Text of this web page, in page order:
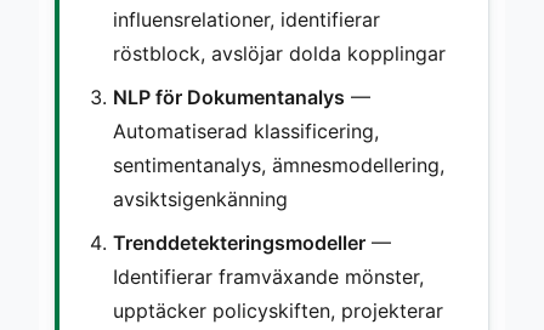
influensrelationer, identifierar
röstblock, avslöjar dolda kopplingar
NLP för Dokumentanalys —
Automatiserad klassificering,
sentimentanalys, ämnesmodellering,
avsiktsigenkänning
Trenddetekteringsmodeller —
Identifierar framväxande mönster,
upptäcker policyskiften, projekterar